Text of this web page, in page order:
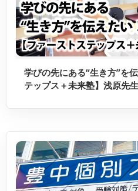
学びの先にある“生き方”を
テップス＋未来塾】浅原先生